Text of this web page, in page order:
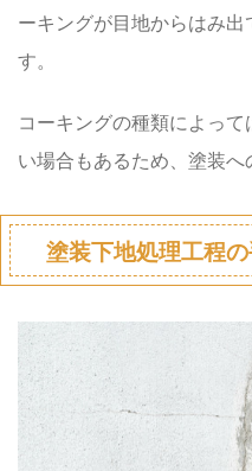
ーキングが目地からはみ
す。
コーキングの種類によっ
い場合もあるため、塗装へ
塗装下地処理工程